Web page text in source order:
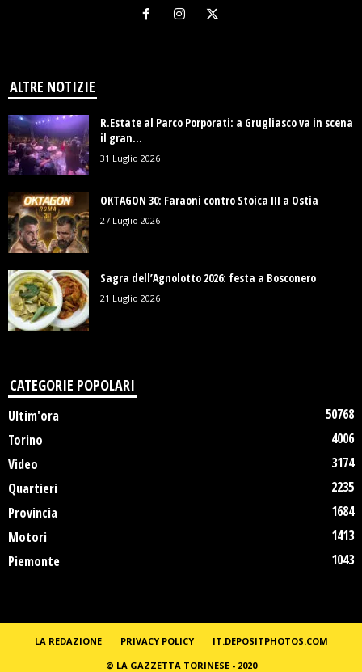
ALTRE NOTIZIE
R.Estate al Parco Porporati: a Grugliasco va in scena
il gran...
31 Luglio 2026
OKTAGON 30: Faraoni contro Stoica III a Ostia
27 Luglio 2026
Sagra dell’Agnolotto 2026: festa a Bosconero
21 Luglio 2026
CATEGORIE POPOLARI
Ultim'ora
50768
Torino
4006
Video
3174
Quartieri
2235
Provincia
1684
Motori
1413
Piemonte
1043
LA REDAZIONE PRIVACY POLICY
IT.DEPOSITPHOTOS.COM
© LA GAZZETTA TORINESE - 2020